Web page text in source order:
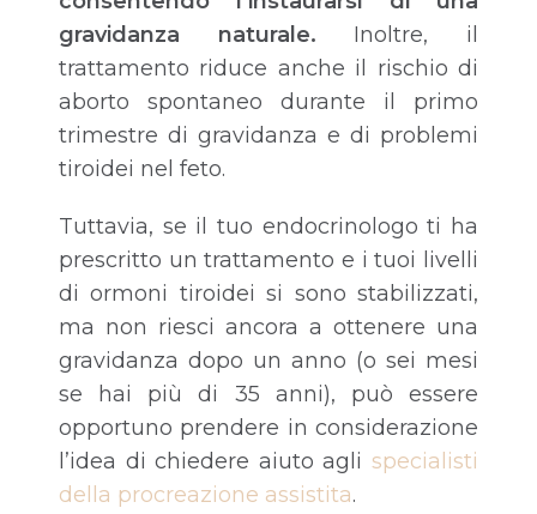
gravidanza naturale. Inoltre, il
trattamento riduce anche il rischio di
aborto spontaneo durante il primo
trimestre di gravidanza e di problemi
tiroidei nel feto.
Tuttavia, se il tuo endocrinologo ti ha
prescritto un trattamento e i tuoi livelli
di ormoni tiroidei si sono stabilizzati,
ma non riesci ancora a ottenere una
gravidanza dopo un anno (o sei mesi
se hai più di 35 anni), può essere
opportuno prendere in considerazione
l’idea di chiedere aiuto agli specialisti
della procreazione assistita.